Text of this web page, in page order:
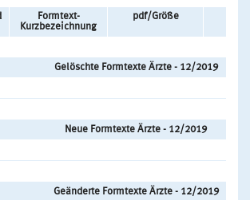
Formtext-
Kurzbezeichnung
pdf/Größe
Gelöschte Formtexte Ärzte - 12/2019
Neue Formtexte Ärzte - 12/2019
Geänderte Formtexte Ärzte - 12/2019